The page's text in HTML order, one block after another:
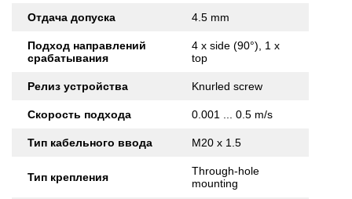
Отдача допуска 4.5 mm
Подход направлений
срабатывания
4 x side (90°), 1 x
top
Релиз устройства Knurled screw
Скорость подхода 0.001 ... 0.5 m/s
Тип кабельного ввода M20 x 1.5
Тип крепления
Through-hole
mounting